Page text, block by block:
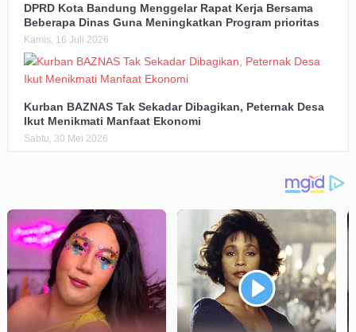
DPRD Kota Bandung Menggelar Rapat Kerja Bersama
Beberapa Dinas Guna Meningkatkan Program prioritas
Kamis, 16 Juli 2026
Kurban BAZNAS Tak Sekadar Dibagikan, Peternak Desa
Ikut Menikmati Manfaat Ekonomi
Sabtu, 30 Mei 2026